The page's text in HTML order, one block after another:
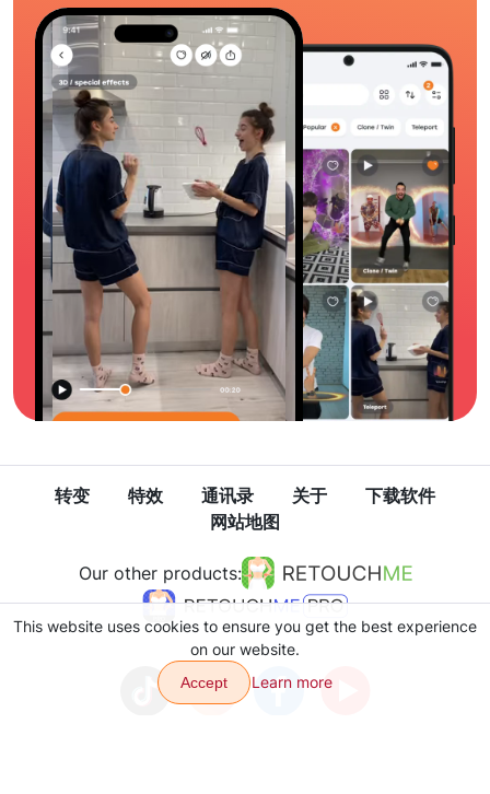
转变 特效 通讯录 关于
下载软件
网站地图
Our other products:
This website uses cookies to ensure you get the best experience
on our website.
Accept Learn more